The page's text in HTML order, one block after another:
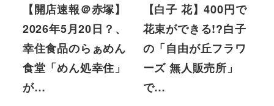
【開店速報＠赤塚】
2026年5月20日？、
幸住食品のらぁめん
食堂「めん処幸住」
が…
【白子 花】400円で
花束ができる!?白子
の「自由が丘フラワ
ーズ 無人販売所」
で…